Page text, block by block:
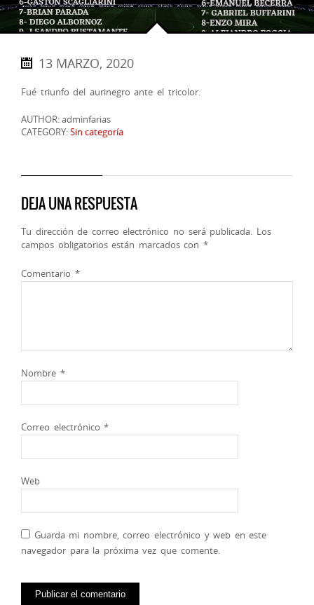
13 MARZO, 2020
Fué triunfo del aurinegro ante el tricolor.
AUTHOR: adminfarias
CATEGORY:Sin categoría
DEJA UNA RESPUESTA
Tu dirección de correo electrónico no será publicada. Los
campos obligatorios están marcados con *
Comentario *
Nombre *
Correo electrónico*
Web
Guarda mi nombre, correo electrónico y web en este
navegador para la próxima vez que comente.